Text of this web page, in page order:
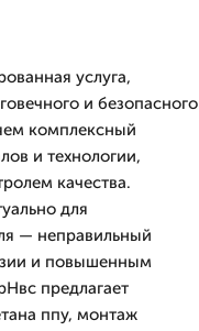
услуга,
и безопасного
комплексный
и технологии,
качества.
для
— неправильный
и повышенным
предлагает
ппу, монтаж